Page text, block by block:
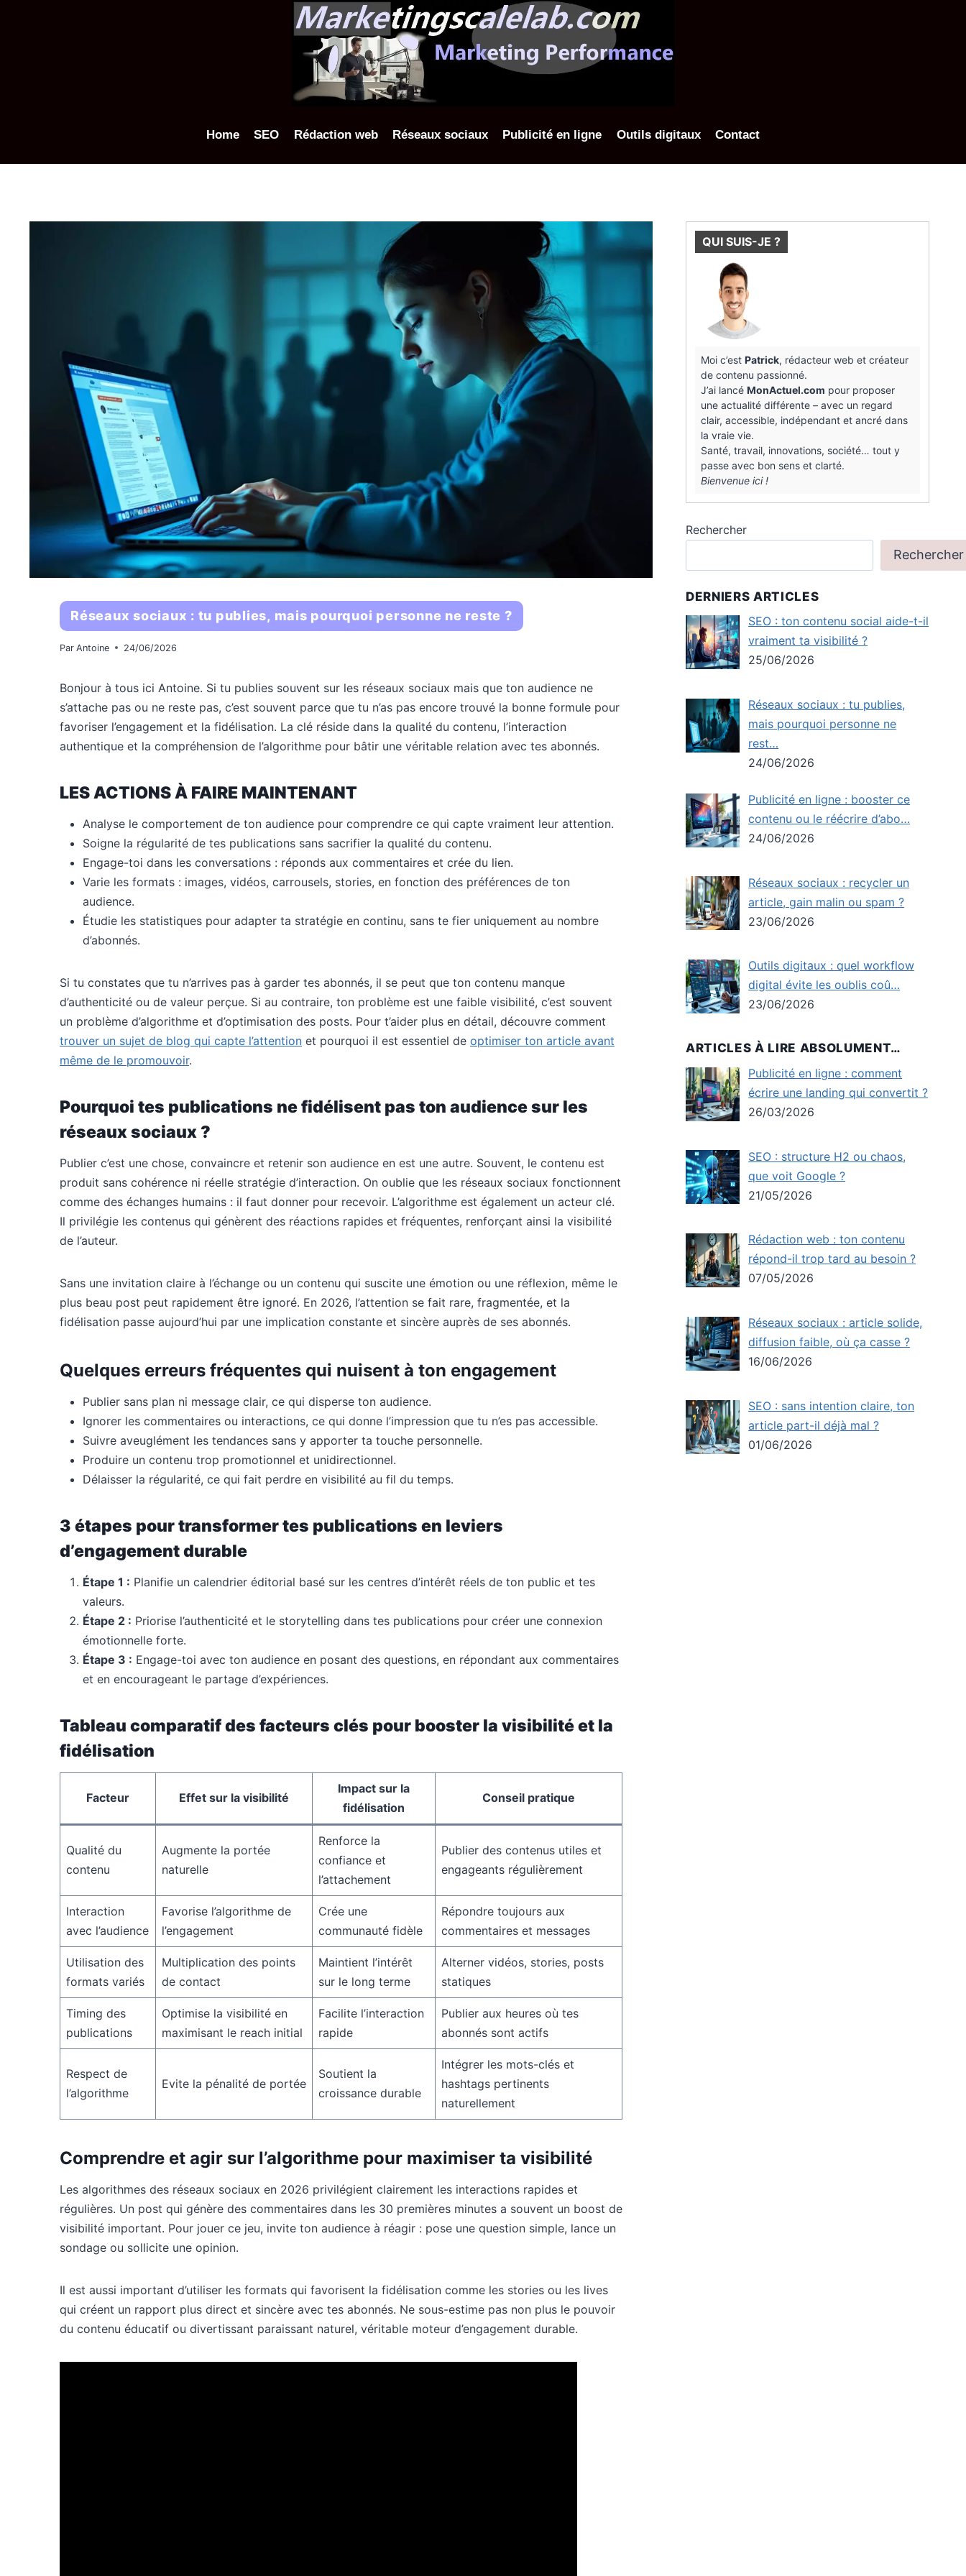
Home SEO Rédaction web Réseaux sociaux Publicité en ligne Outils digitaux Contact
Réseaux sociaux : tu publies, mais pourquoi personne ne reste ?
Par Antoine 24/06/2026
Bonjour à tous ici Antoine. Si tu publies souvent sur les réseaux sociaux mais que ton audience ne
s’attache pas ou ne reste pas, c’est souvent parce que tu n’as pas encore trouvé la bonne formule pour
favoriser l’engagement et la fidélisation. La clé réside dans la qualité du contenu, l’interaction
authentique et la compréhension de l’algorithme pour bâtir une véritable relation avec tes abonnés.
LES ACTIONS À FAIRE MAINTENANT
Analyse le comportement de ton audience pour comprendre ce qui capte vraiment leur attention.
Soigne la régularité de tes publications sans sacrifier la qualité du contenu.
Engage-toi dans les conversations : réponds aux commentaires et crée du lien.
Varie les formats : images, vidéos, carrousels, stories, en fonction des préférences de ton
audience.
Étudie les statistiques pour adapter ta stratégie en continu, sans te fier uniquement au nombre
d’abonnés.
Si tu constates que tu n’arrives pas à garder tes abonnés, il se peut que ton contenu manque
d’authenticité ou de valeur perçue. Si au contraire, ton problème est une faible visibilité, c’est souvent
un problème d’algorithme et d’optimisation des posts. Pour t’aider plus en détail, découvre comment
trouver un sujet de blog qui capte l’attention et pourquoi il est essentiel de optimiser ton article avant
même de le promouvoir.
Pourquoi tes publications ne fidélisent pas ton audience sur les
réseaux sociaux ?
Publier c’est une chose, convaincre et retenir son audience en est une autre. Souvent, le contenu est
produit sans cohérence ni réelle stratégie d’interaction. On oublie que les réseaux sociaux fonctionnent
comme des échanges humains : il faut donner pour recevoir. L’algorithme est également un acteur clé.
Il privilégie les contenus qui génèrent des réactions rapides et fréquentes, renforçant ainsi la visibilité
de l’auteur.
Sans une invitation claire à l’échange ou un contenu qui suscite une émotion ou une réflexion, même le
plus beau post peut rapidement être ignoré. En 2026, l’attention se fait rare, fragmentée, et la
fidélisation passe aujourd’hui par une implication constante et sincère auprès de ses abonnés.
Quelques erreurs fréquentes qui nuisent à ton engagement
Publier sans plan ni message clair, ce qui disperse ton audience.
Ignorer les commentaires ou interactions, ce qui donne l’impression que tu n’es pas accessible.
Suivre aveuglément les tendances sans y apporter ta touche personnelle.
Produire un contenu trop promotionnel et unidirectionnel.
Délaisser la régularité, ce qui fait perdre en visibilité au fil du temps.
3 étapes pour transformer tes publications en leviers
d’engagement durable
Étape 1 : Planifie un calendrier éditorial basé sur les centres d’intérêt réels de ton public et tes
valeurs.
Étape 2 : Priorise l’authenticité et le storytelling dans tes publications pour créer une connexion
émotionnelle forte.
Étape 3 : Engage-toi avec ton audience en posant des questions, en répondant aux commentaires
et en encourageant le partage d’expériences.
Tableau comparatif des facteurs clés pour booster la visibilité et la
fidélisation
Facteur Effet sur la visibilité
Impact sur la
fidélisation
Conseil pratique
Qualité du
contenu
Augmente la portée
naturelle
Renforce la
confiance et
l’attachement
Publier des contenus utiles et
engageants régulièrement
Interaction
avec l’audience
Favorise l’algorithme de
l’engagement
Crée une
communauté fidèle
Répondre toujours aux
commentaires et messages
Utilisation des
formats variés
Multiplication des points
de contact
Maintient l’intérêt
sur le long terme
Alterner vidéos, stories, posts
statiques
Timing des
publications
Optimise la visibilité en
maximisant le reach initial
Facilite l’interaction
rapide
Publier aux heures où tes
abonnés sont actifs
Respect de
l’algorithme
Evite la pénalité de portée
Soutient la
croissance durable
Intégrer les mots-clés et
hashtags pertinents
naturellement
Comprendre et agir sur l’algorithme pour maximiser ta visibilité
Les algorithmes des réseaux sociaux en 2026 privilégient clairement les interactions rapides et
régulières. Un post qui génère des commentaires dans les 30 premières minutes a souvent un boost de
visibilité important. Pour jouer ce jeu, invite ton audience à réagir : pose une question simple, lance un
sondage ou sollicite une opinion.
Il est aussi important d’utiliser les formats qui favorisent la fidélisation comme les stories ou les lives
qui créent un rapport plus direct et sincère avec tes abonnés. Ne sous-estime pas non plus le pouvoir
du contenu éducatif ou divertissant paraissant naturel, véritable moteur d’engagement durable.
QUI SUIS-JE ?
Moi c’estPatrick, rédacteur web et créateur
de contenu passionné.
J’ai lancéMonActuel.com pour proposer
une actualité différente – avec un regard
clair, accessible, indépendant et ancré dans
la vraie vie.
Santé, travail, innovations, société… tout y
passe avec bon sens et clarté.
Bienvenue ici !
Rechercher
Rechercher
DERNIERS ARTICLES
SEO : ton contenu social aide-t-il
vraiment ta visibilité ?
25/06/2026
Réseaux sociaux : tu publies,
mais pourquoi personne ne
rest…
24/06/2026
Publicité en ligne : booster ce
contenu ou le réécrire d’abo…
24/06/2026
Réseaux sociaux : recycler un
article, gain malin ou spam ?
23/06/2026
Outils digitaux : quel workflow
digital évite les oublis coû…
23/06/2026
ARTICLES À LIRE ABSOLUMENT…
Publicité en ligne : comment
écrire une landing qui convertit ?
26/03/2026
SEO : structure H2 ou chaos,
que voit Google ?
21/05/2026
Rédaction web : ton contenu
répond-il trop tard au besoin ?
07/05/2026
Réseaux sociaux : article solide,
diffusion faible, où ça casse ?
16/06/2026
SEO : sans intention claire, ton
article part-il déjà mal ?
01/06/2026